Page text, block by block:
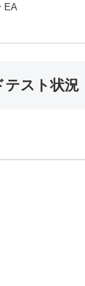
EA
テスト状況